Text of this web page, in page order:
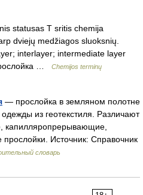
statusas T sritis chemija
dviejų medžiagos sluoksnių.
interlayer; intermediate layer
…
Chemijos terminų
— прослойка в земляном полотне
из геотекстиля. Различают
Источник: Справочник
словарь